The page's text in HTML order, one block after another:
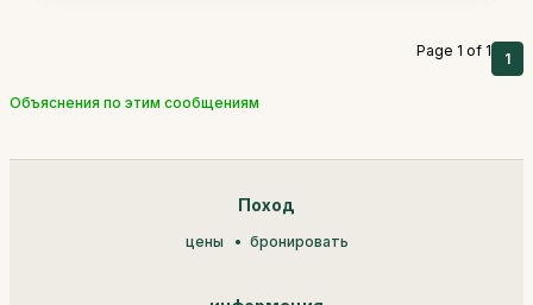
Page 1 of 1 1
Объяснения по этим сообщениям
Поход
цены бронировать